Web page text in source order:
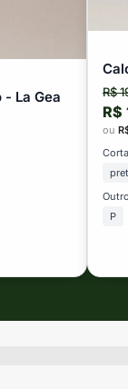
La Gea R$
R$
ou
P